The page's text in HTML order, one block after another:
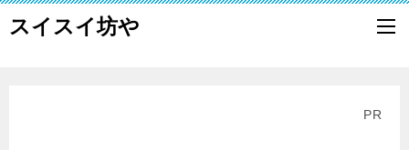
スイスイ坊や
PR